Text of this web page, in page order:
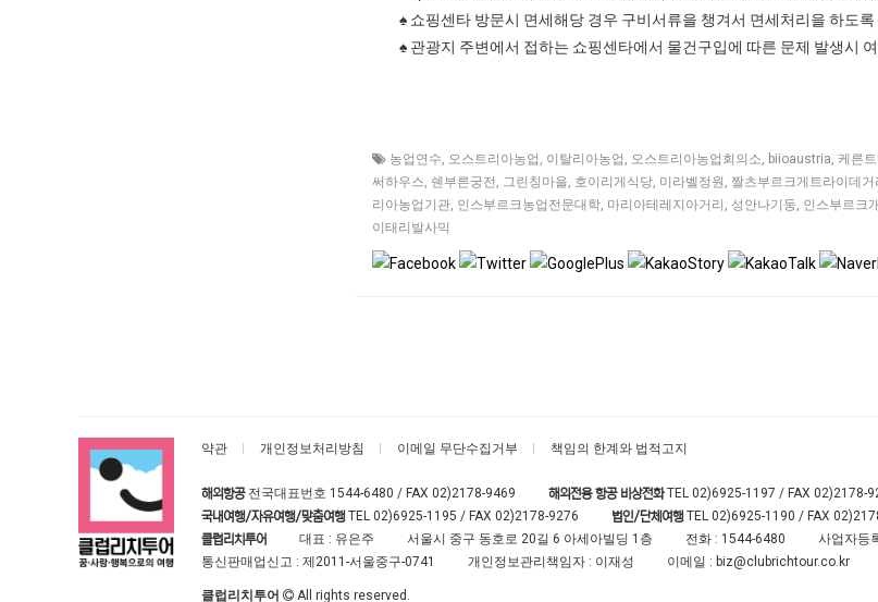
♠ 쇼핑센타 방문시 면세해당 경우 구비서류을 챙겨서 면세처리을 하도
♠ 관광지 주변에서 접하는 쇼핑센타에서 물건구입에 따른 문제 발생시
농업연수, 오스트리아농업 , 이탈리아농업 , 오스트리아농업회의소, biioaustria, 케른트
써하우스, 쉔부른궁전 , 그린칭마을, 호이리게식당, 미라벨정원 , 짤츠부르크게트라이데거
리아농업기관, 인스부르크농업전문대학, 마리아테레지아거리 , 성안나기둥, 인스부르크
이태리발사믹
약관 개인정보처리방침 이메일 무단수집거부 책임의 한계와 법적고지
해외항공전국대표번호 1544-6480 / FAX 02)2178-9469 해외전용 항공 비상전화TEL 02)6925-1197 / FAX 02)2178-
국내여행/자유여행/맞춤여행TEL 02)6925-1195 / FAX 02)2178-9276 법인/단체여행TEL 02)6925-1190 / FAX
클럽리치투어 대표 : 유은주 서울시 중구 동호로 20길 6 아세아빌딩 1층 전화 : 1544-6480 사업자등
통신판매업신고 : 제2011-서울중구-0741 개인정보관리책임자 : 이재성 이메일 : biz@clubrichtour.co.kr
클럽리치투어 All rights reserved.